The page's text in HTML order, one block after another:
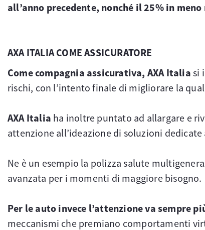
all’anno precedente, nonché il 25% in
AXA ITALIA COME ASSICURATORE
Come compagnia assicurativa, AXA Italia si
rischi, con l’intento finale di migliorare la
AXA Italia ha inoltre puntato ad allargare e
attenzione all’ideazione di soluzioni
Ne è un esempio la polizza salute
avanzata per i momenti di maggiore bisogno.
Per le auto invece l’attenzione va sempre
meccanismi che premiano comportamenti